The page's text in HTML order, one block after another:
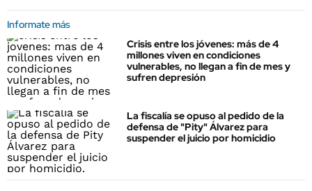
Informate más
Crisis entre los jóvenes: más de 4
millones viven en condiciones
vulnerables, no llegan a fin de mes y
sufren depresión
La fiscalía se opuso al pedido de la
defensa de "Pity" Álvarez para
suspender el juicio por homicidio